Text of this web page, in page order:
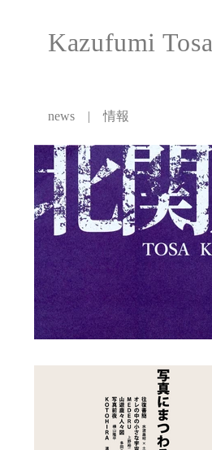
Kazufumi Tosa
news | 情報